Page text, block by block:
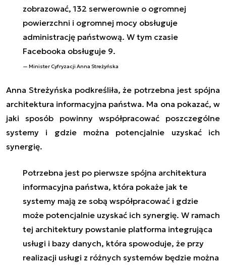
zobrazować, 132 serwerownie o ogromnej
powierzchni i ogromnej mocy obsługuje
administrację państwową. W tym czasie
Facebooka obsługuje 9.
Minister Cyfryzacji Anna Streżyńska
Anna Streżyńska podkreśliła, że potrzebna jest spójna
architektura informacyjna państwa. Ma ona pokazać, w
jaki sposób powinny współpracować poszczególne
systemy i gdzie można potencjalnie uzyskać ich
synergię.
Potrzebna jest po pierwsze spójna architektura
informacyjna państwa, która pokaże jak te
systemy mają ze sobą współpracować i gdzie
może potencjalnie uzyskać ich synergię. W ramach
tej architektury powstanie platforma integrująca
usługi i bazy danych, która spowoduje, że przy
realizacji usługi z różnych systemów będzie można